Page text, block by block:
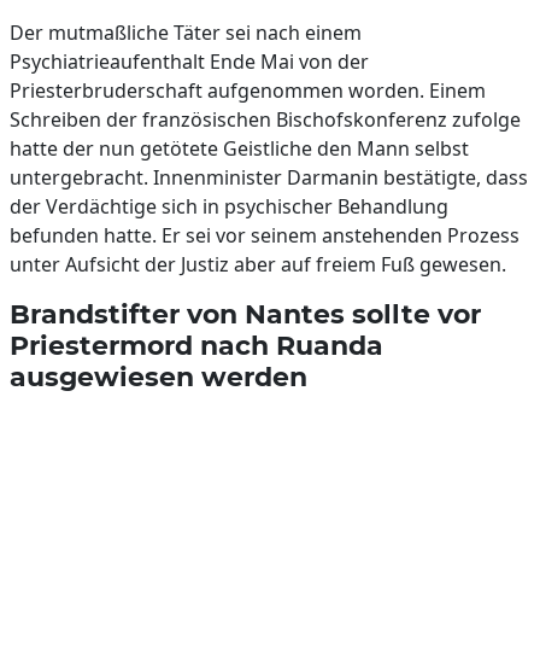
Der mutmaßliche Täter sei nach einem
Psychiatrieaufenthalt Ende Mai von der
Priesterbruderschaft aufgenommen worden. Einem
Schreiben der französischen Bischofskonferenz zufolge
hatte der nun getötete Geistliche den Mann selbst
untergebracht. Innenminister Darmanin bestätigte, dass
der Verdächtige sich in psychischer Behandlung
befunden hatte. Er sei vor seinem anstehenden Prozess
unter Aufsicht der Justiz aber auf freiem Fuß gewesen.
Brandstifter von Nantes sollte vor
Priestermord nach Ruanda
ausgewiesen werden